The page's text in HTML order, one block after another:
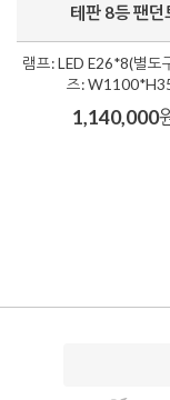
테판 8등 팬던
램프: LED E26*8(별도
즈:
1,140,000